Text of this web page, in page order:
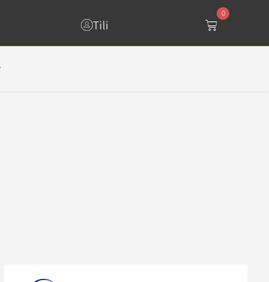
Tili
0